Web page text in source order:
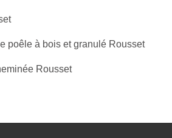
poêle à bois et granulé Rousset
Rousset